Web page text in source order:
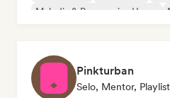
Melodic & Progressive House
Pinkturban